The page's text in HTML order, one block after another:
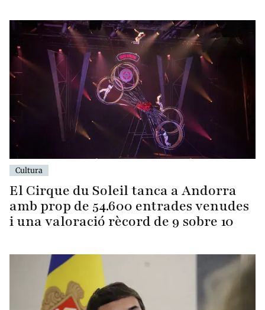
Cultura
El Cirque du Soleil tanca a Andorra
amb prop de 54.600 entrades venudes
i una valoració rècord de 9 sobre 10